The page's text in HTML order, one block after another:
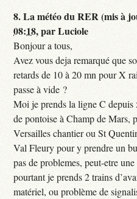
8.La météo du RER (mis à
08:18,parLuciole
Bonjour a tous,
Avez vous deja remarqué que
retards de 10 à 20 mn pour X
passe à vide ?
Moi je prends la ligne C depuis
de pontoise à Champ de Mars,
Versailles chantier ou St
Val Fleury pour y prendre un
pas de problemes, peut-etre
pourtant je prends 2 trains
matériel, ou problème de